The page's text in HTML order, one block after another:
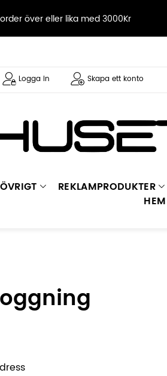
över eller lika med 3000Kr
Logga in Skapa ett konto
ÖVRIGT REKLAMPRODUKTER